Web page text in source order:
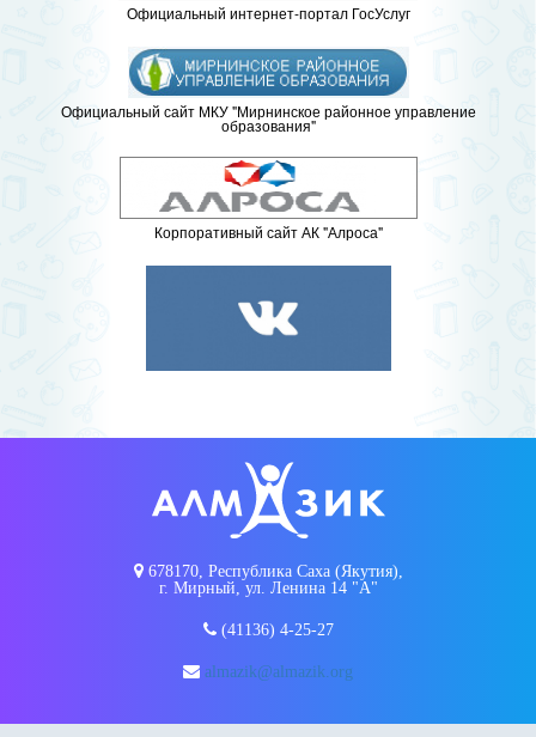
Официальный интернет-портал ГосУслуг
Официальный сайт МКУ "Мирнинское районное управление
образования"
Корпоративный сайт АК "Алроса"
678170, Республика Саха (Якутия),
г. Мирный, ул. Ленина 14 "А"
(41136) 4-25-27
almazik@almazik.org